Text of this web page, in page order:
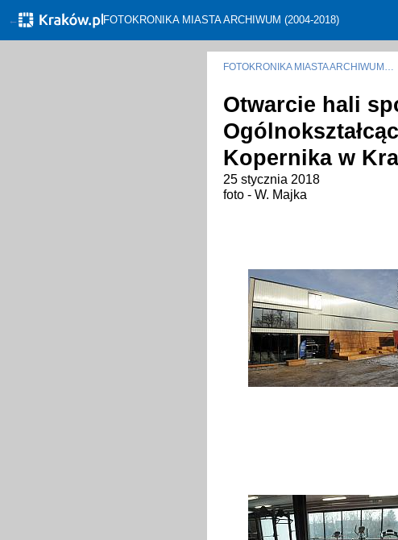
← FOTOKRONIKA MIASTA ARCHIWUM (2004-2018)
FOTOKRONIKA MIASTA ARCHIWUM…
Otwarcie hali
Kopernika w
25 stycznia 2018
foto - W. Majka